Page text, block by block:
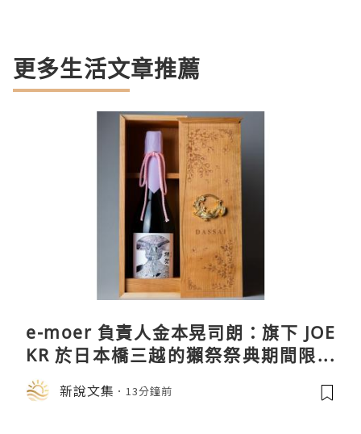
更多生活文章推薦
e-moer 負責人金本晃司朗：旗下 JOE
KR 於日本橋三越的獺祭祭典期間限定
店中，與日伸貴金属的東京銀器工匠一
同參展新說文集 13分鐘前